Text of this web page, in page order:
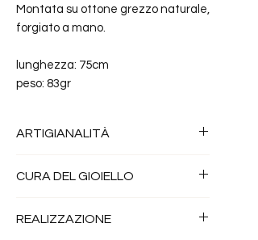
Montata su ottone grezzo naturale,
forgiato a mano.
lunghezza: 75cm
peso: 83gr
ARTIGIANALITÀ
a mano artigianalmente, con un
porcellana e del ottone, per
CURA DEL GIOIELLO
inossidabile e altamente
REALIZZAZIONE